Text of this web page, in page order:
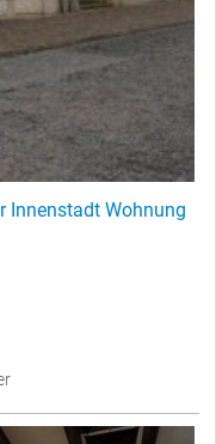
Innenstadt Wohnung